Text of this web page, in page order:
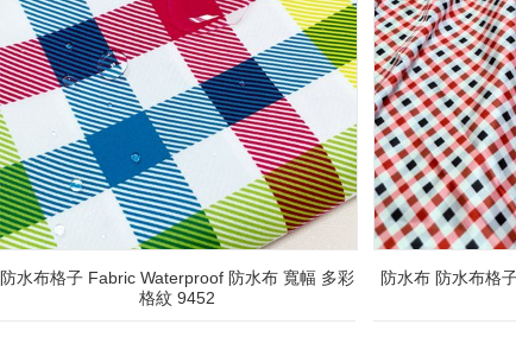
防水布格子 Fabric Waterproof 防水布 寬幅 多彩
格紋 9452
防水布 防水布格